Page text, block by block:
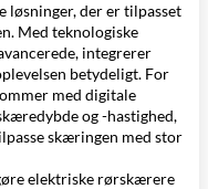
der er tilpasset
Med teknologiske
integrerer
betydeligt. For
med digitale
og -hastighed,
skæringen med stor
elektriske rørskærere